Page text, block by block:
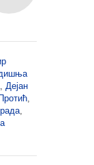
, Дејан
,
,